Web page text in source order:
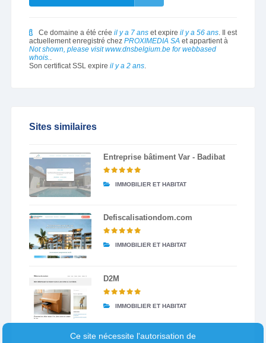
Ce domaine a été crée il y a 7 anset expire il y a 56 ans. Il est
actuellement enregistré chez PROXIMEDIA SAet appartient à
Not shown, please visit www.dnsbelgium.be for webbased
whois..
Son certificat SSL expire il y a 2 ans.
Sites similaires
Entreprise bâtiment Var - Badibat
IMMOBILIER ET HABITAT
Defiscalisationdom.com
IMMOBILIER ET HABITAT
D2M
IMMOBILIER ET HABITAT
Ce site nécessite l'autorisation de